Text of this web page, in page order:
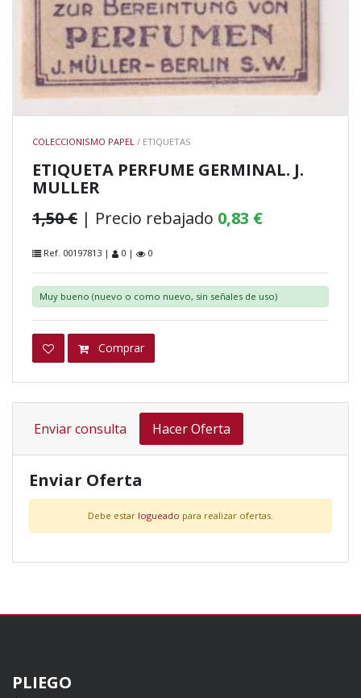
COLECCIONISMO PAPEL / ETIQUETAS
ETIQUETA PERFUME GERMINAL. J.
MULLER
1,50 € | Precio rebajado 0,83 €
Ref. 00197813 | 0 | 0
Muy bueno (nuevo o como nuevo, sin señales de uso)
Comprar
Enviar consulta Hacer Oferta
Enviar Oferta
Debe estar logueado para realizar ofertas.
PLIEGO